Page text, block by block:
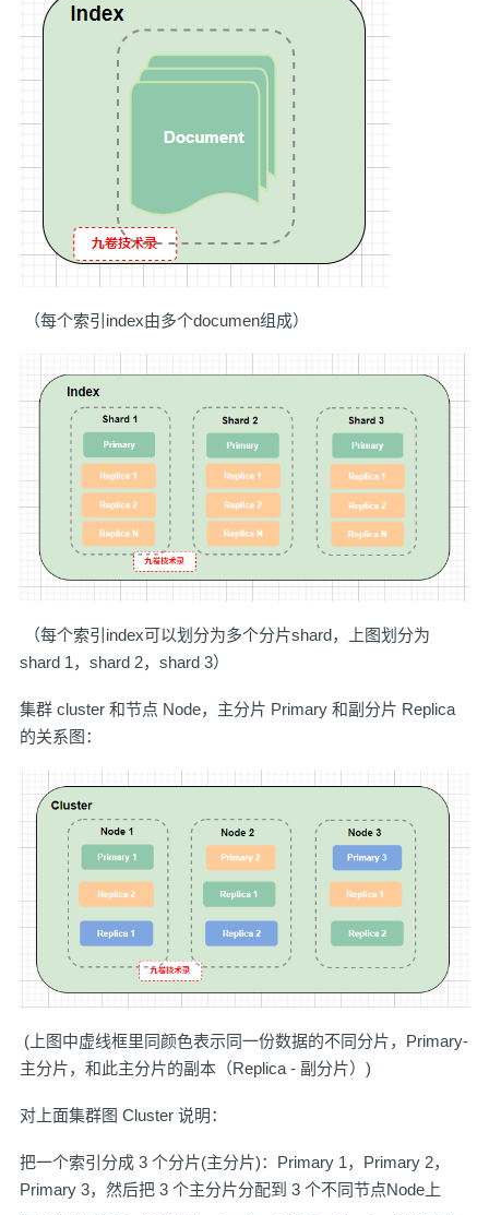
​ （每个索引index由多个documen组成）
​ （每个索引index可以划分为多个分片shard，上图划分为
shard 1，shard 2，shard 3）
集群 cluster 和节点 Node，主分片 Primary 和副分片 Replica
的关系图：
​ (上图中虚线框里同颜色表示同一份数据的不同分片，Primary-
主分片，和此主分片的副本（Replica - 副分片）)
对上面集群图 Cluster 说明：
把一个索引分成 3 个分片(主分片)：Primary 1，Primary 2，
Primary 3，然后把 3 个主分片分配到 3 个不同节点Node上